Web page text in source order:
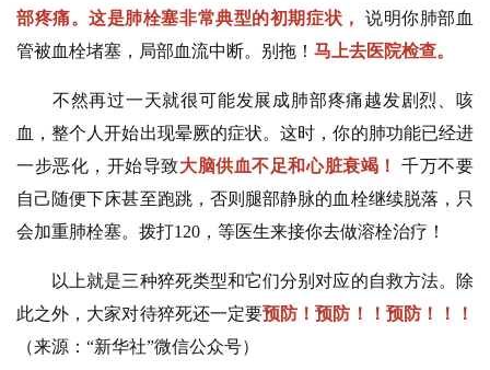
部疼痛。这是肺栓塞非常典型的初期症状，
说明你肺部血
管被血栓堵塞，局部血流中断。别拖！ 马上去医院检查。
不然再过一天就很可能发展成肺部疼痛越发剧烈、咳
血，整个人开始出现晕厥的症状。这时，你的肺功能已经进
一步恶化，开始导致大脑供血不足和心脏衰竭！
千万不要
自己随便下床甚至跑跳，否则腿部静脉的血栓继续脱落，只
会加重肺栓塞。拨打120，等医生来接你去做溶栓治疗！
以上就是三种猝死类型和它们分别对应的自救方法。除
此之外，大家对待猝死还一定要预防！预防！！预防！！！
（来源：“新华社”微信公众号）